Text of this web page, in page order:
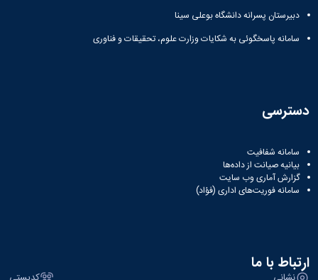
رویکردهای
حقوق
سیاسی
محیط‌های
یاددهی-
در
آموزش
عالی
دوفصلنامه
ایران‎‌شناسی
دبیرستان پسرانه دانشگاه بوعلی سینا
سامانه پاسخگوئی به شکایات وزارت علوم، تحقیقات و فناوری
دسترسی
سامانه شفافیت
بیانیه صیانت از داده‌ها
گزارش آماری وب‌ سایت
سامانه فوریت‌های اداری (فؤاد)
ارتباط با ما